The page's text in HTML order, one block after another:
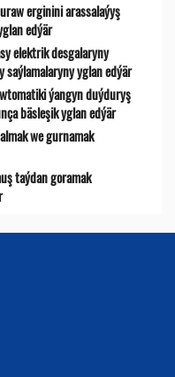
erginini arassalaýyş
edýär
elektrik desgalaryny
saýlamalaryny yglan edýär
ýangyn duýduryş
bäsleşik yglan edýär
we gurnamak
taýdan goramak